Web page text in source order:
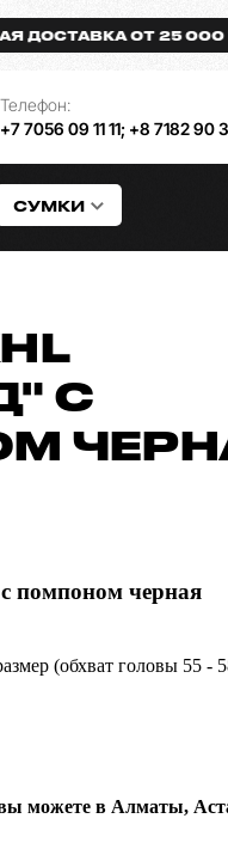
ОТ 25 000 ТГ
Телефон:
+7 7056 09 11 11; +8 7182 90
СУМКИ
С
черная
(обхват головы 55 -
можете в Алматы,